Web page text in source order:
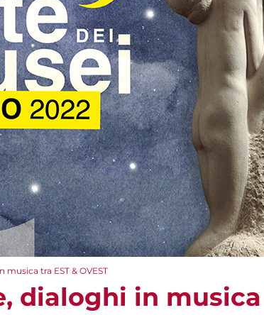
tra EST & OVEST
dialoghi in musica